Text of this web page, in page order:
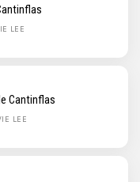
LEE
Cantinflas
LEE